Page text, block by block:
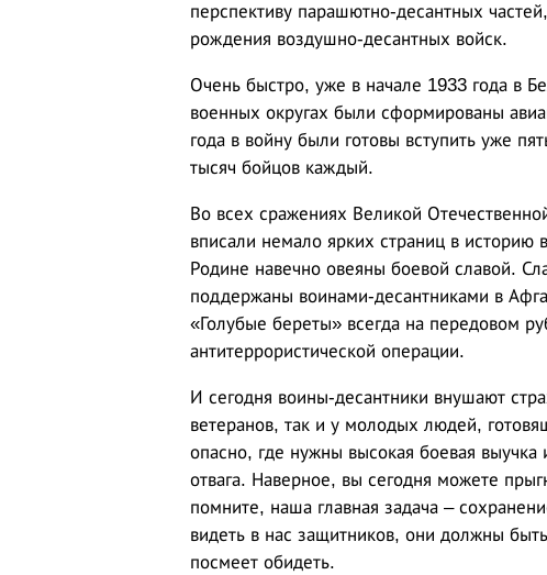
перспективу парашютно-десантных
рождения воздушно-десантных войск.
Очень быстро, уже в начале 1933 года в
военных округах были сформированы
года в войну были готовы вступить уже
тысяч бойцов каждый.
Во всех сражениях Великой
вписали немало ярких страниц в историю
Родине навечно овеяны боевой славой.
поддержаны воинами-десантниками в
«Голубые береты» всегда на передовом
антитеррористической операции.
И сегодня воины-десантники внушают
ветеранов, так и у молодых людей,
опасно, где нужны высокая боевая выучка
отвага. Наверное, вы сегодня можете
помните, наша главная задача –
видеть в нас защитников, они должны
посмеет обидеть.